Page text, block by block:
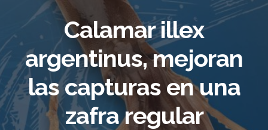
Calamar illex
argentinus, mejoran
las capturas en una
zafra regular